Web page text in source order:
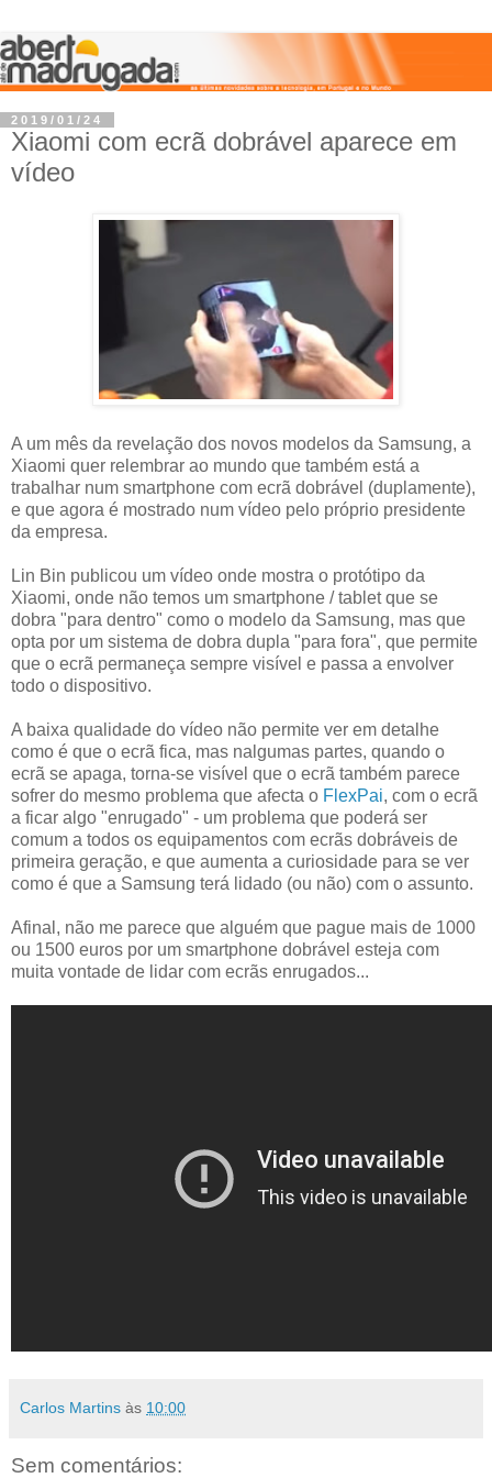
2019/01/24
Xiaomi com ecrã dobrável aparece em
vídeo
A um mês da revelação dos novos modelos da Samsung, a
Xiaomi quer relembrar ao mundo que também está a
trabalhar num smartphone com ecrã dobrável (duplamente),
e que agora é mostrado num vídeo pelo próprio presidente
da empresa.
Lin Bin publicou um vídeo onde mostra o protótipo da
Xiaomi, onde não temos um smartphone / tablet que se
dobra "para dentro" como o modelo da Samsung, mas que
opta por um sistema de dobra dupla "para fora", que permite
que o ecrã permaneça sempre visível e passa a envolver
todo o dispositivo.
A baixa qualidade do vídeo não permite ver em detalhe
como é que o ecrã fica, mas nalgumas partes, quando o
ecrã se apaga, torna-se visível que o ecrã também parece
sofrer do mesmo problema que afecta o FlexPai, com o ecrã
a ficar algo "enrugado" - um problema que poderá ser
comum a todos os equipamentos com ecrãs dobráveis de
primeira geração, e que aumenta a curiosidade para se ver
como é que a Samsung terá lidado (ou não) com o assunto.
Afinal, não me parece que alguém que pague mais de 1000
ou 1500 euros por um smartphone dobrável esteja com
muita vontade de lidar com ecrãs enrugados...
Carlos Martins às 10:00
Sem comentários: